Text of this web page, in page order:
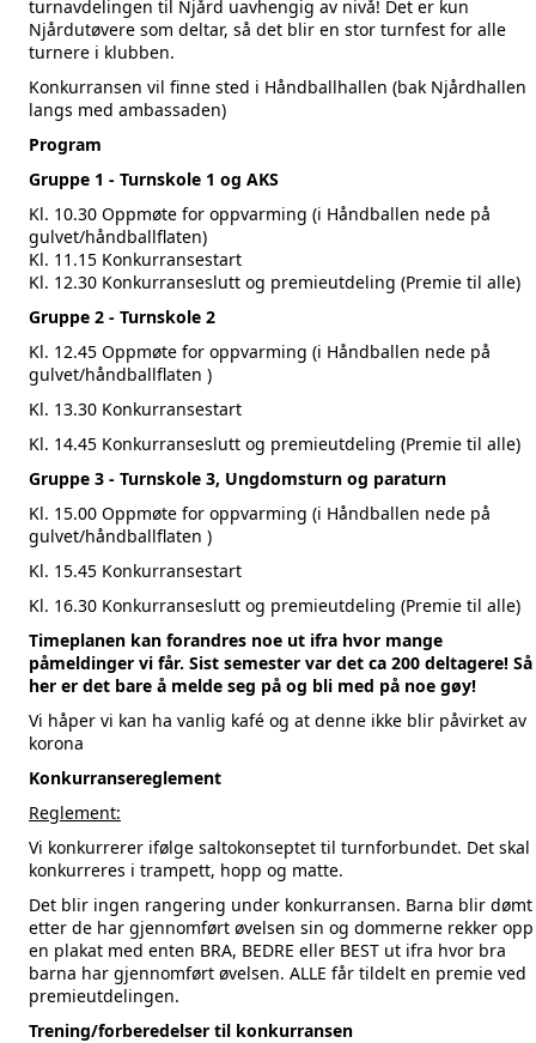
turnavdelingen til Njård uavhengig av nivå! Det er kun
Njårdutøvere som deltar, så det blir en stor turnfest for alle
turnere i klubben.
Konkurransen vil finne sted i Håndballhallen (bak Njårdhallen
langs med ambassaden)
Program
Gruppe 1 - Turnskole 1 og AKS
Kl. 10.30 Oppmøte for oppvarming (i Håndballen nede på
gulvet/håndballflaten)
Kl. 11.15 Konkurransestart
Kl. 12.30 Konkurranseslutt og premieutdeling (Premie til alle)
Gruppe 2 - Turnskole 2
Kl. 12.45 Oppmøte for oppvarming (i Håndballen nede på
gulvet/håndballflaten )
Kl. 13.30 Konkurransestart
Kl. 14.45 Konkurranseslutt og premieutdeling (Premie til alle)
Gruppe 3 - Turnskole 3, Ungdomsturn og paraturn
Kl. 15.00 Oppmøte for oppvarming (i Håndballen nede på
gulvet/håndballflaten )
Kl. 15.45 Konkurransestart
Kl. 16.30 Konkurranseslutt og premieutdeling (Premie til alle)
Timeplanen kan forandres noe ut ifra hvor mange
påmeldinger vi får. Sist semester var det ca 200 deltagere! Så
her er det bare å melde seg på og bli med på noe gøy!
Vi håper vi kan ha vanlig kafé og at denne ikke blir påvirket av
korona
Konkurransereglement
Reglement:
Vi konkurrerer ifølge saltokonseptet til turnforbundet. Det skal
konkurreres i trampett, hopp og matte.
Det blir ingen rangering under konkurransen. Barna blir dømt
etter de har gjennomført øvelsen sin og dommerne rekker opp
en plakat med enten BRA, BEDRE eller BEST ut ifra hvor bra
barna har gjennomført øvelsen. ALLE får tildelt en premie ved
premieutdelingen.
Trening/forberedelser til konkurransen